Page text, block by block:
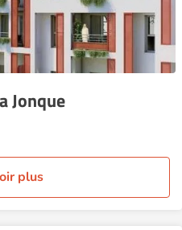
Jonque
plus